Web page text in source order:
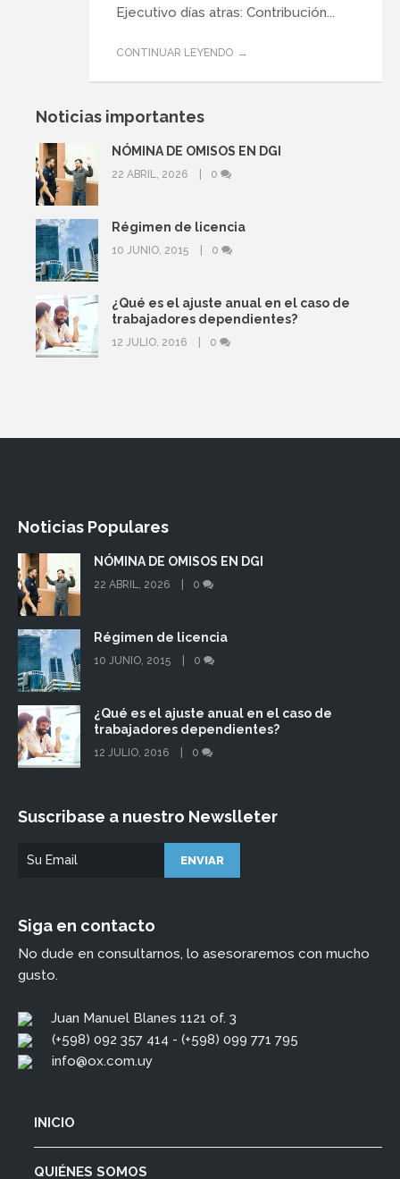
Ejecutivo días atras: Contribución...
CONTINUAR LEYENDO
Noticias importantes
NÓMINA DE OMISOS EN DGI
22 ABRIL, 2026 0
Régimen de licencia
10 JUNIO, 2015 0
¿Qué es el ajuste anual en el caso de
trabajadores dependientes?
12 JULIO, 2016 0
Noticias Populares
NÓMINA DE OMISOS EN DGI
22 ABRIL, 2026 0
Régimen de licencia
10 JUNIO, 2015 0
¿Qué es el ajuste anual en el caso de
trabajadores dependientes?
12 JULIO, 2016 0
Suscribase a nuestro Newslleter
Siga en contacto
No dude en consultarnos, lo asesoraremos con mucho
gusto.
Juan Manuel Blanes 1121 of. 3
(+598) 092 357 414 - (+598) 099 771 795
info@ox.com.uy
INICIO
QUIÉNES SOMOS